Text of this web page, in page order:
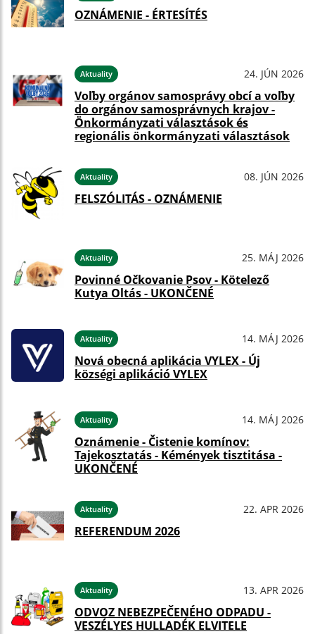
OZNÁMENIE - ÉRTESÍTÉS
Aktuality 24. JÚN 2026
Voľby orgánov samosprávy obcí a voľby
do orgánov samosprávnych krajov -
Önkormányzati választások és
regionális önkormányzati választások
Aktuality 08. JÚN 2026
FELSZÓLITÁS - OZNÁMENIE
Aktuality 25. MÁJ 2026
Povinné Očkovanie Psov - Kötelező
Kutya Oltás - UKONČENÉ
Aktuality 14. MÁJ 2026
Nová obecná aplikácia VYLEX - Új
községi aplikáció VYLEX
Aktuality 14. MÁJ 2026
Oznámenie - Čistenie komínov:
Tajekosztatás - Kémények tisztitása -
UKONČENÉ
Aktuality 22. APR 2026
REFERENDUM 2026
Aktuality 13. APR 2026
ODVOZ NEBEZPEČENÉHO ODPADU -
VESZÉLYES HULLADÉK ELVITELE